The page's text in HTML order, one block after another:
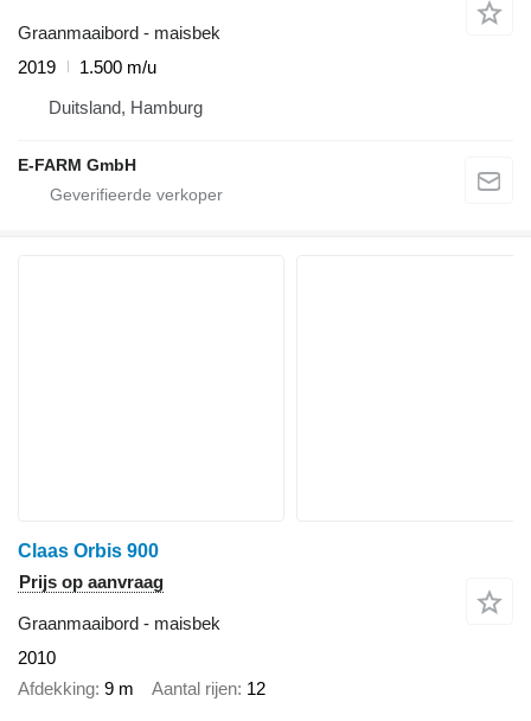
Graanmaaibord - maisbek
2019
1.500 m/u
Duitsland, Hamburg
E-FARM GmbH
Claas Orbis 900
Prijs op aanvraag
Graanmaaibord - maisbek
2010
Afdekking 9 m Aantal rijen 12